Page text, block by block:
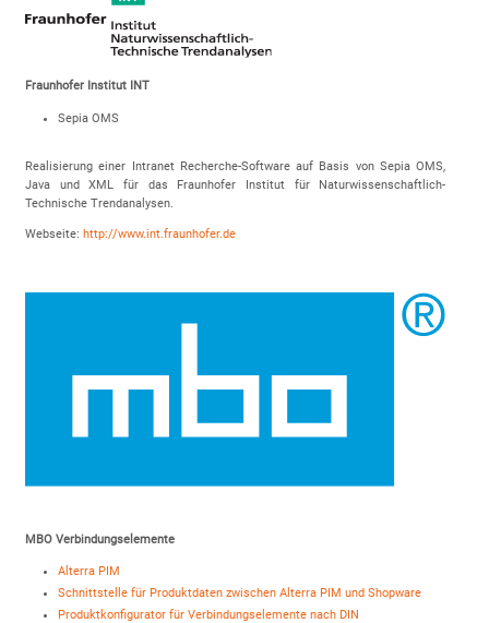
Fraunhofer Institut INT
Sepia OMS
Realisierung einer Intranet Recherche-Software auf Basis von Sepia OMS,
Java und XML für das Fraunhofer Institut für Naturwissenschaftlich-
Technische Trendanalysen.
Webseite: http://www.int.fraunhofer.de
MBO Verbindungselemente
Alterra PIM
Schnittstelle für Produktdaten zwischen Alterra PIM und Shopware
Produktkonfigurator für Verbindungselemente nach DIN